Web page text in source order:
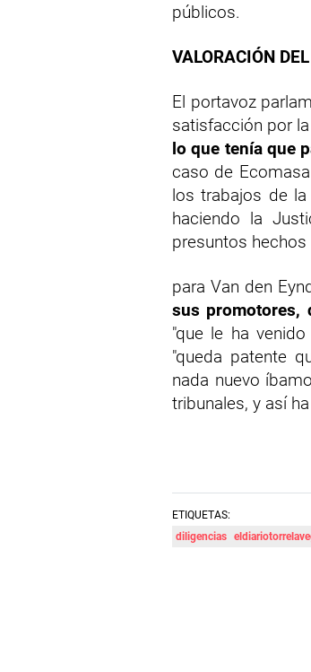
públicos.
VALORACIÓN
El portavoz
satisfacción por
lo que tenía que
caso de
los trabajos de
haciendo la
presuntos hechos
para Van den
sus promotores,
"que le ha
"queda patente
nada nuevo
tribunales, y así
ETIQUETAS:
diligencias